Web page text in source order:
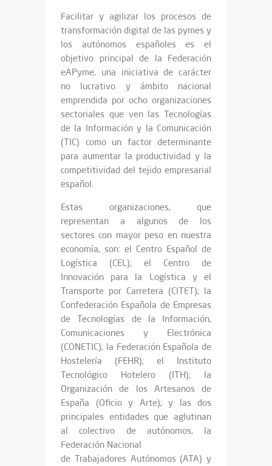
Facilitar y agilizar los procesos de
transformación digital de las pymes y
los autónomos españoles es el
objetivo principal de la Federación
eAPyme, una iniciativa de carácter
no lucrativo y ámbito nacional
emprendida por ocho organizaciones
sectoriales que ven las Tecnologías
de la Información y la Comunicación
(TIC) como un factor determinante
para aumentar la productividad y la
competitividad del tejido empresarial
español.
Estas organizaciones, que
representan a algunos de los
sectores con mayor peso en nuestra
economía, son: el Centro Español de
Logística (CEL); el Centro de
Innovación para la Logística y el
Transporte por Carretera (CITET); la
Confederación Española de Empresas
de Tecnologías de la Información,
Comunicaciones y Electrónica
(CONETIC); la Federación Española de
Hostelería (FEHR); el Instituto
Tecnológico Hotelero (ITH); la
Organización de los Artesanos de
España (Oficio y Arte); y las dos
principales entidades que aglutinan
al colectivo de autónomos, la
Federación Nacional
de Trabajadores Autónomos (ATA) y